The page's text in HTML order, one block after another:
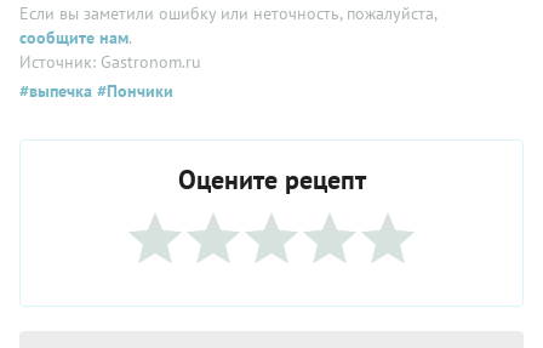
Если вы заметили ошибку или неточность, пожалуйста,
сообщите нам.
Источник: Gastronom.ru
#выпечка #Пончики
Оцените рецепт